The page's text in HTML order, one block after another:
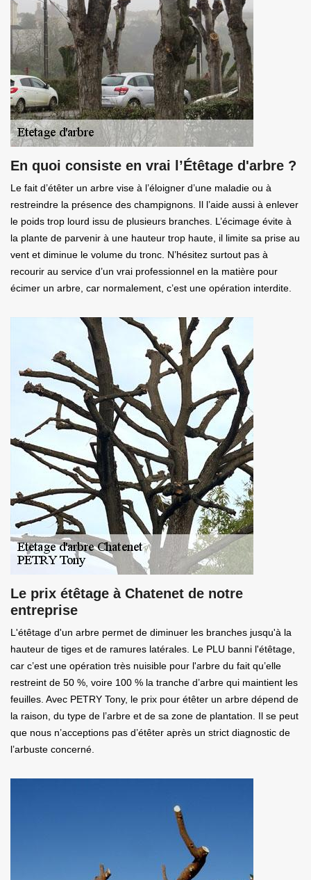
En quoi consiste en vrai l’Étêtage d'arbre ?
Le fait d’étêter un arbre vise à l’éloigner d’une maladie ou à
restreindre la présence des champignons. Il l’aide aussi à enlever
le poids trop lourd issu de plusieurs branches. L’écimage évite à
la plante de parvenir à une hauteur trop haute, il limite sa prise au
vent et diminue le volume du tronc. N’hésitez surtout pas à
recourir au service d’un vrai professionnel en la matière pour
écimer un arbre, car normalement, c’est une opération interdite.
Le prix étêtage à Chatenet de notre
entreprise
L'étêtage d'un arbre permet de diminuer les branches jusqu'à la
hauteur de tiges et de ramures latérales. Le PLU banni l'étêtage,
car c’est une opération très nuisible pour l'arbre du fait qu’elle
restreint de 50 %, voire 100 % la tranche d’arbre qui maintient les
feuilles. Avec PETRY Tony, le prix pour étêter un arbre dépend de
la raison, du type de l’arbre et de sa zone de plantation. Il se peut
que nous n’acceptions pas d’étêter après un strict diagnostic de
l’arbuste concerné.